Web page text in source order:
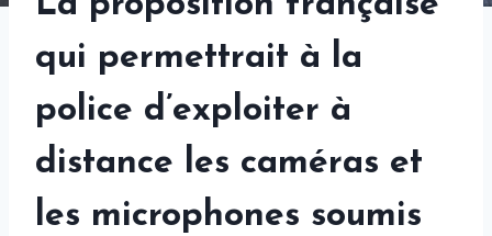
qui permettrait à la
police d’exploiter à
distance les caméras et
les microphones soumis